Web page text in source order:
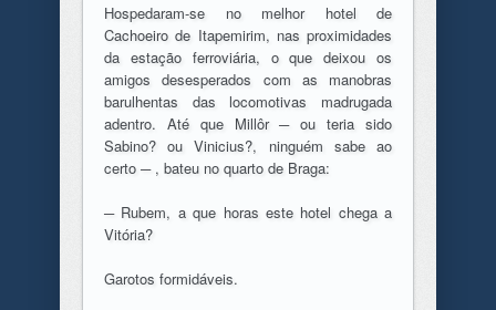
Hospedaram-se no melhor hotel de
Cachoeiro de Itapemirim, nas proximidades
da estação ferroviária, o que deixou os
amigos desesperados com as manobras
barulhentas das locomotivas madrugada
adentro. Até que Millôr ─ ou teria sido
Sabino? ou Vinicius?, ninguém sabe ao
certo ─ , bateu no quarto de Braga:
─ Rubem, a que horas este hotel chega a
Vitória?
Garotos formidáveis.